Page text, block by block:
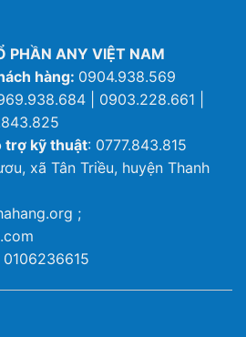
PHẦN ANY VIỆT NAM
hàng: 0904.938.569
| 0903.228.661 |
trợ kỹ thuật: 0777.843.815
xã Tân Triều, huyện Thanh
;
0106236615